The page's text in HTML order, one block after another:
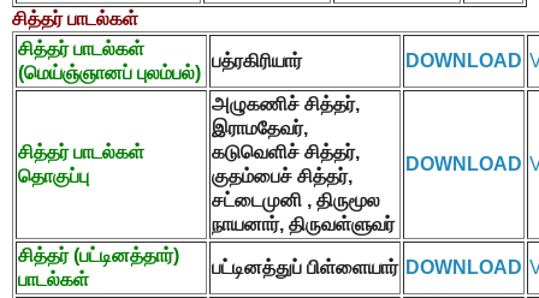
சித்தர் பாடல்கள்
சித்தர் பாடல்கள்
(மெய்ஞ்ஞானப் புலம்பல்)
பத்ரகிரியார் DOWNLOAD
சித்தர் பாடல்கள்
தொகுப்பு
அழுகணிச் சித்தர்,
இராமதேவர்,
கடுவெளிச் சித்தர்,
குதம்பைச் சித்தர்,
சட்டைமுனி , திருமூல
நாயனார், திருவள்ளுவர்
DOWNLOAD
சித்தர் (பட்டினத்தார்)
பாடல்கள்
பட்டினத்துப் பிள்ளையார் DOWNLOAD